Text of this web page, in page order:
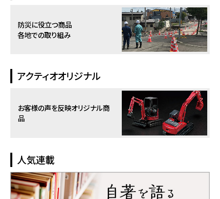
防災に役立つ商品
各地での取り組み
アクティオオリジナル
お客様の声を反映オリジナル商
品
人気連載